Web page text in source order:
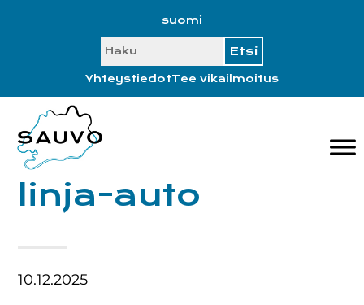
alatunnisteeseen
suomi
SEARCH
YhteystiedotTee vikailmoitus
linja-auto
10.12.2025